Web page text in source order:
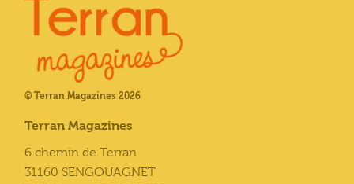
© Terran Magazines 2026
Terran Magazines
6 chemin de Terran
31160 SENGOUAGNET